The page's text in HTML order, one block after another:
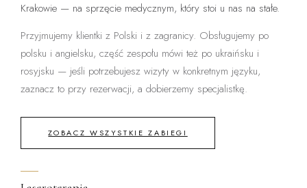
Krakowie — na sprzęcie medycznym, który stoi u nas na stałe.
Przyjmujemy klientki z Polski i z zagranicy. Obsługujemy po
polsku i angielsku, część zespołu mówi też po ukraińsku i
rosyjsku — jeśli potrzebujesz wizyty w konkretnym języku,
zaznacz to przy rezerwacji, a dobierzemy specjalistkę.
ZOBACZ WSZYSTKIE ZABIEGI